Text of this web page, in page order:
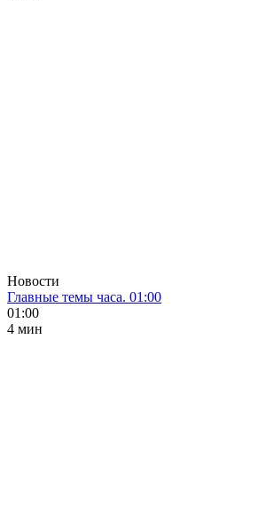
Новости
Главные темы часа. 01:00
01:00
4 мин